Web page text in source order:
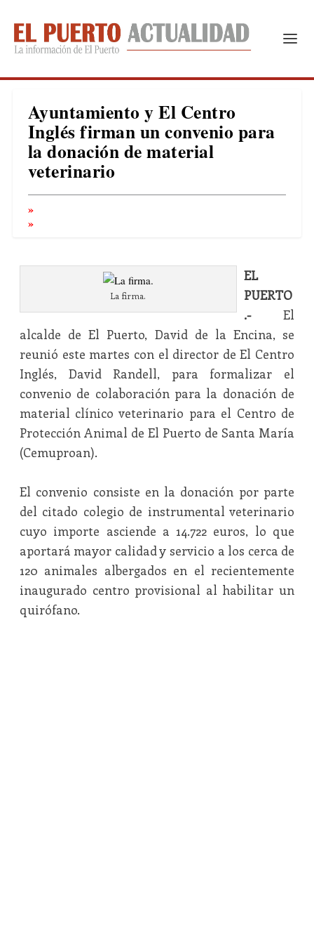
Ayuntamiento y El Centro
Inglés firman un convenio para
la donación de material
veterinario
La firma.
EL
PUERTO
.-El
alcalde de El Puerto, David de la Encina, se
reunió este martes con el director de El Centro
Inglés, David Randell, para formalizar el
convenio de colaboración para la donación de
material clínico veterinario para el Centro de
Protección Animal de El Puerto de Santa María
(Cemuproan).
El convenio consiste en la donación por parte
del citado colegio de instrumental veterinario
cuyo importe asciende a 14.722 euros, lo que
aportará mayor calidad y servicio a los cerca de
120 animales albergados en el recientemente
inaugurado centro provisional al habilitar un
quirófano.